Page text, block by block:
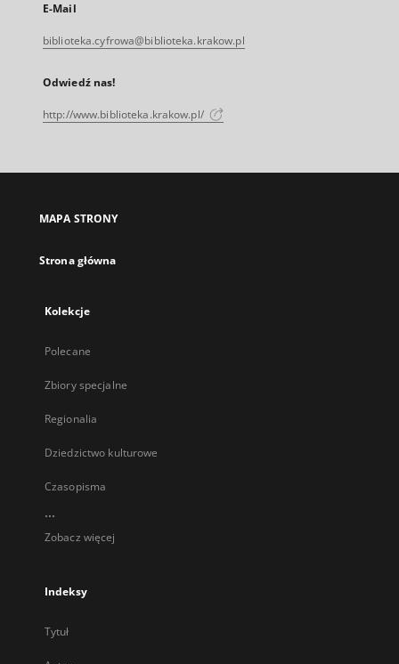
E-Mail
biblioteka.cyfrowa@biblioteka.krakow.pl
Odwiedź nas!
http://www.biblioteka.krakow.pl/
MAPA STRONY
Strona główna
Kolekcje
Polecane
Zbiory specjalne
Regionalia
Dziedzictwo kulturowe
Czasopisma
...
Zobacz więcej
Indeksy
Tytuł